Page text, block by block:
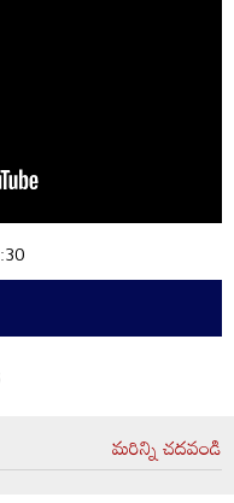
మరిన్ని చదవండి